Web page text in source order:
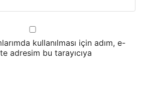
kullanılması için adım, e-
adresim bu tarayıcıya